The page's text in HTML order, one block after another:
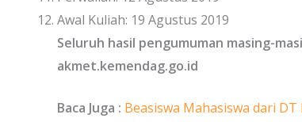
Awal Kuliah: 19 Agustus 2019
Seluruh hasil pengumuman masing-
akmet.kemendag.go.id
Baca Juga : Beasiswa Mahasiswa dari